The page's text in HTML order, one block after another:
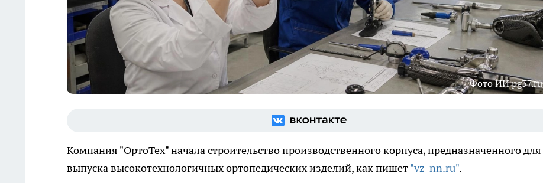
Фото ИИ pg37.ru
Компания "ОртоТех" начала строительство производственного корпуса, предназначенного для
выпуска высокотехнологичных ортопедических изделий, как пишет"vz-nn.ru".